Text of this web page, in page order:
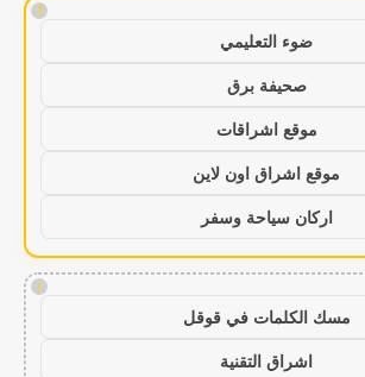
!
ضوء التعليمي
صحيفة برق
موقع اشراقات
موقع اشراق اون لاين
اركان سياحة وسفر
!
مسك الكلمات في قوقل
اشراق التقنية